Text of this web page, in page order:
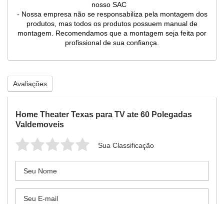
nosso SAC
- Nossa empresa não se responsabiliza pela montagem dos
produtos, mas todos os produtos possuem manual de
montagem. Recomendamos que a montagem seja feita por
profissional de sua confiança.
Avaliações
Home Theater Texas para TV ate 60 Polegadas
Valdemoveis
Sua Classificação